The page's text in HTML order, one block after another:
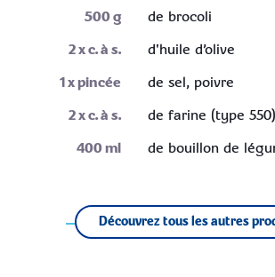
500g
de brocoli
2x c. à s.
d'huile d’olive
1x pincée
de sel, poivre
2x c. à s.
de farine (type 550)
400ml de bouillon de
Découvrez tous les autres